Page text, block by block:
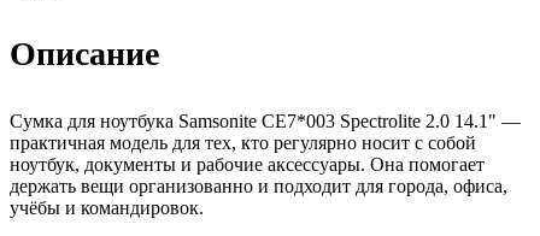
Описание
Сумка для ноутбука Samsonite CE7*003 Spectrolite 2.0 14.1" —
практичная модель для тех, кто регулярно носит с собой
ноутбук, документы и рабочие аксессуары. Она помогает
держать вещи организованно и подходит для города, офиса,
учёбы и командировок.